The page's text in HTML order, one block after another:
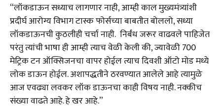
“लॉकडाऊन सध्याच लागणार नाही, आम्ही काल मुख्यमंत्र्यांशी
प्रदीर्घ आरोग्य विभाग टास्क फोर्सच्या बाबतीत बोललो, सध्या
लॉकडाऊनची कुठलीही चर्चा नाही. निर्बंध जरूर वाढवले पाहिजेत
परंतु त्यांची भाषा ही आम्ही त्याच वेळी केली की, ज्यावेळी 700
मेट्रिक टन ऑक्सिजनचा वापर होईल त्याच दिवशी ऑटो मोड मध्ये
लोक डाऊन होईल. अशापद्धतीने ठरवण्यात आलेले आहे त्यामुळे
आज एवढ्या लवकर लॉक डाऊनचा काही विषय नाही. नक्कीच
संख्या वाढते आहे. हे खर आहे.”